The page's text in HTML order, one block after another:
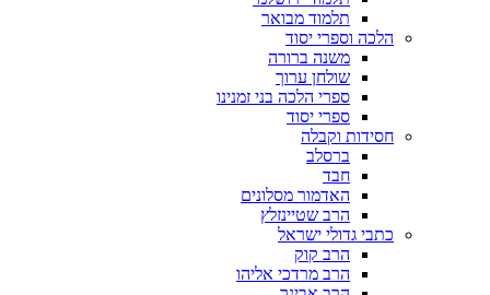
תלמוד מבואר
הלכה וספרי יסוד
משנה ברורה
שולחן ערוך
ספרי הלכה בני זמנינו
ספרי יסוד
חסידות וקבלה
ברסלב
חבד
האדמור מסלונים
הרב שטיינזלץ
כתבי גדולי ישראל
הרב קוק
הרב מרדכי אליהו